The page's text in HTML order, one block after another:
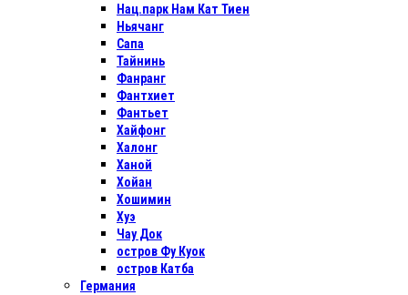
Нац.парк Нам Кат Тиен
Ньячанг
Сапа
Тайнинь
Фанранг
Фантхиет
Фантьет
Хайфонг
Халонг
Ханой
Хойан
Хошимин
Хуэ
Чау Док
остров Фу Куок
остров Катба
Германия